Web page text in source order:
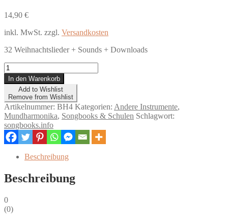
14,90 €
inkl. MwSt. zzgl. Versandkosten
32 Weihnachtslieder+ Sounds + Downloads
Bluesharp
Songbook
-
Weihnachtslieder
Menge
In den Warenkorb
Add to Wishlist
Remove from Wishlist
Artikelnummer: BH4 Kategorien: Andere Instrumente,
Mundharmonika, Songbooks & Schulen Schlagwort:
songbooks.info
Beschreibung
Beschreibung
0
(0)